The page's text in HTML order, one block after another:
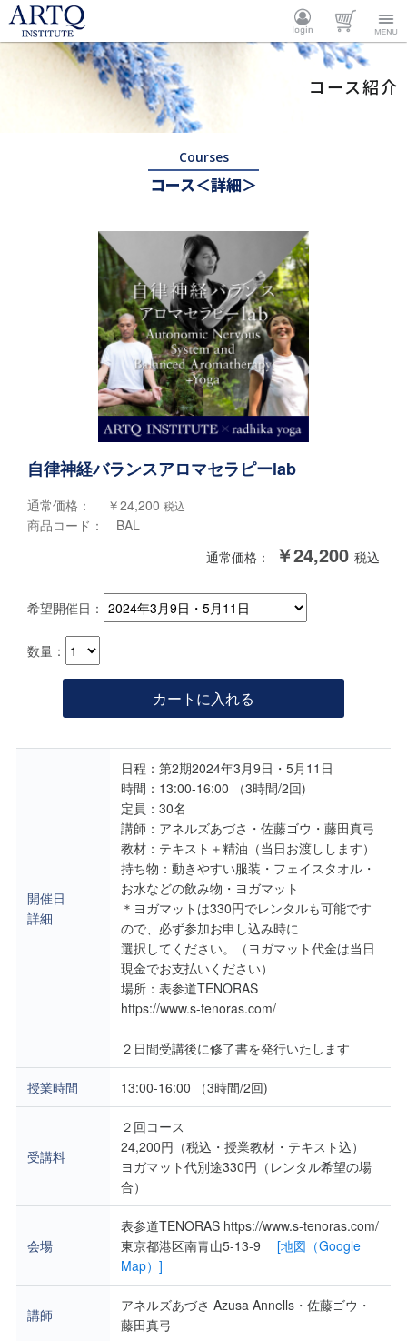
ARTQ
INSTITUTE
Menu
カート
ログイ
コース紹介
Courses
コース＜詳細＞
自律神経バランスアロマセラピーlab
通常価格： ￥24,200税込
商品コード： BAL
通常価格：
￥24,200 税込
希望開催日：
数量：
カートに入れる
開催日
詳細
日程：第2期2024年3月9日・5月11日
時間：13:00-16:00 （3時間/2回)
定員：30名
講師：アネルズあづさ・佐藤ゴウ・藤田真弓
教材：テキスト＋精油（当日お渡しします）
持ち物：動きやすい服装・フェイスタオル・
お水などの飲み物・ヨガマット
＊ヨガマットは330円でレンタルも可能です
ので、必ず参加お申し込み時に
選択してください。（ヨガマット代金は当日
現金でお支払いください）
場所：表参道TENORAS
https://www.s-tenoras.com/
２日間受講後に修了書を発行いたします
授業時間 13:00-16:00 （3時間/2回)
受講料
２回コース
24,200円（税込・授業教材・テキスト込）
ヨガマット代別途330円（レンタル希望の場
合）
会場
表参道TENORAS https://www.s-tenoras.com/
東京都港区南青山5-13-9 [地図（Google
Map）]
講師
アネルズあづさ Azusa Annells・佐藤ゴウ・
藤田真弓